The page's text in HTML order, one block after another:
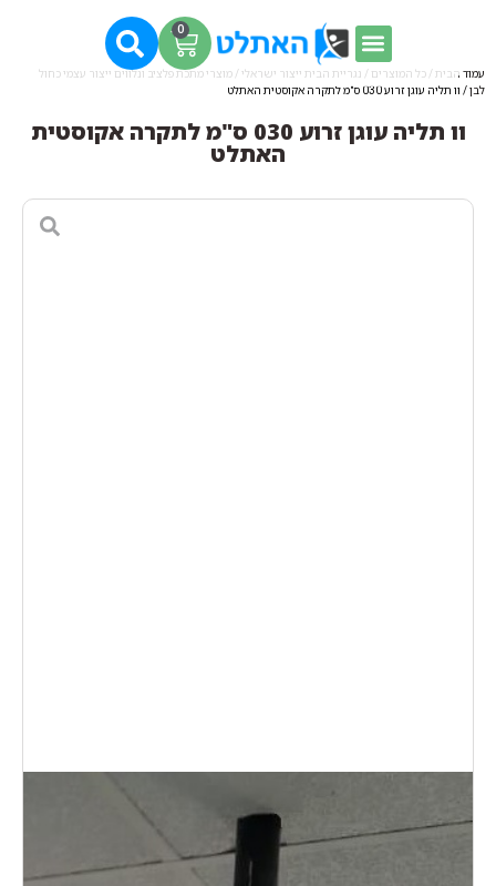
0
עמוד הבית / כל המוצרים / נגריית הבית ייצור ישראלי / מוצרי מתכת פלציב ונלווים ייצור עצמי כחול
לבן/ וו תליה עוגן זרוע 030 ס"מ לתקרה אקוסטית האתלט
וו תליה עוגן זרוע 030 ס"מ לתקרה אקוסטית
האתלט